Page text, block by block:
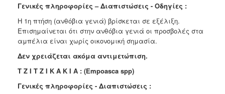
Γενικές πληροφορίες – Διαπιστώσεις - Οδηγίες :
Η 1η πτήση (ανθόβια γενιά) βρίσκεται σε εξέλιξη.
Επισημαίνεται ότι στην ανθόβια γενιά οι προσβολές στα
αμπέλια είναι χωρίς οικονομική σημασία.
Δεν χρειάζεται ακόμα αντιμετώπιση.
T Z I T Z I K A K I Α : (Empoasca spp)
Γενικές πληροφορίες - Διαπιστώσεις :